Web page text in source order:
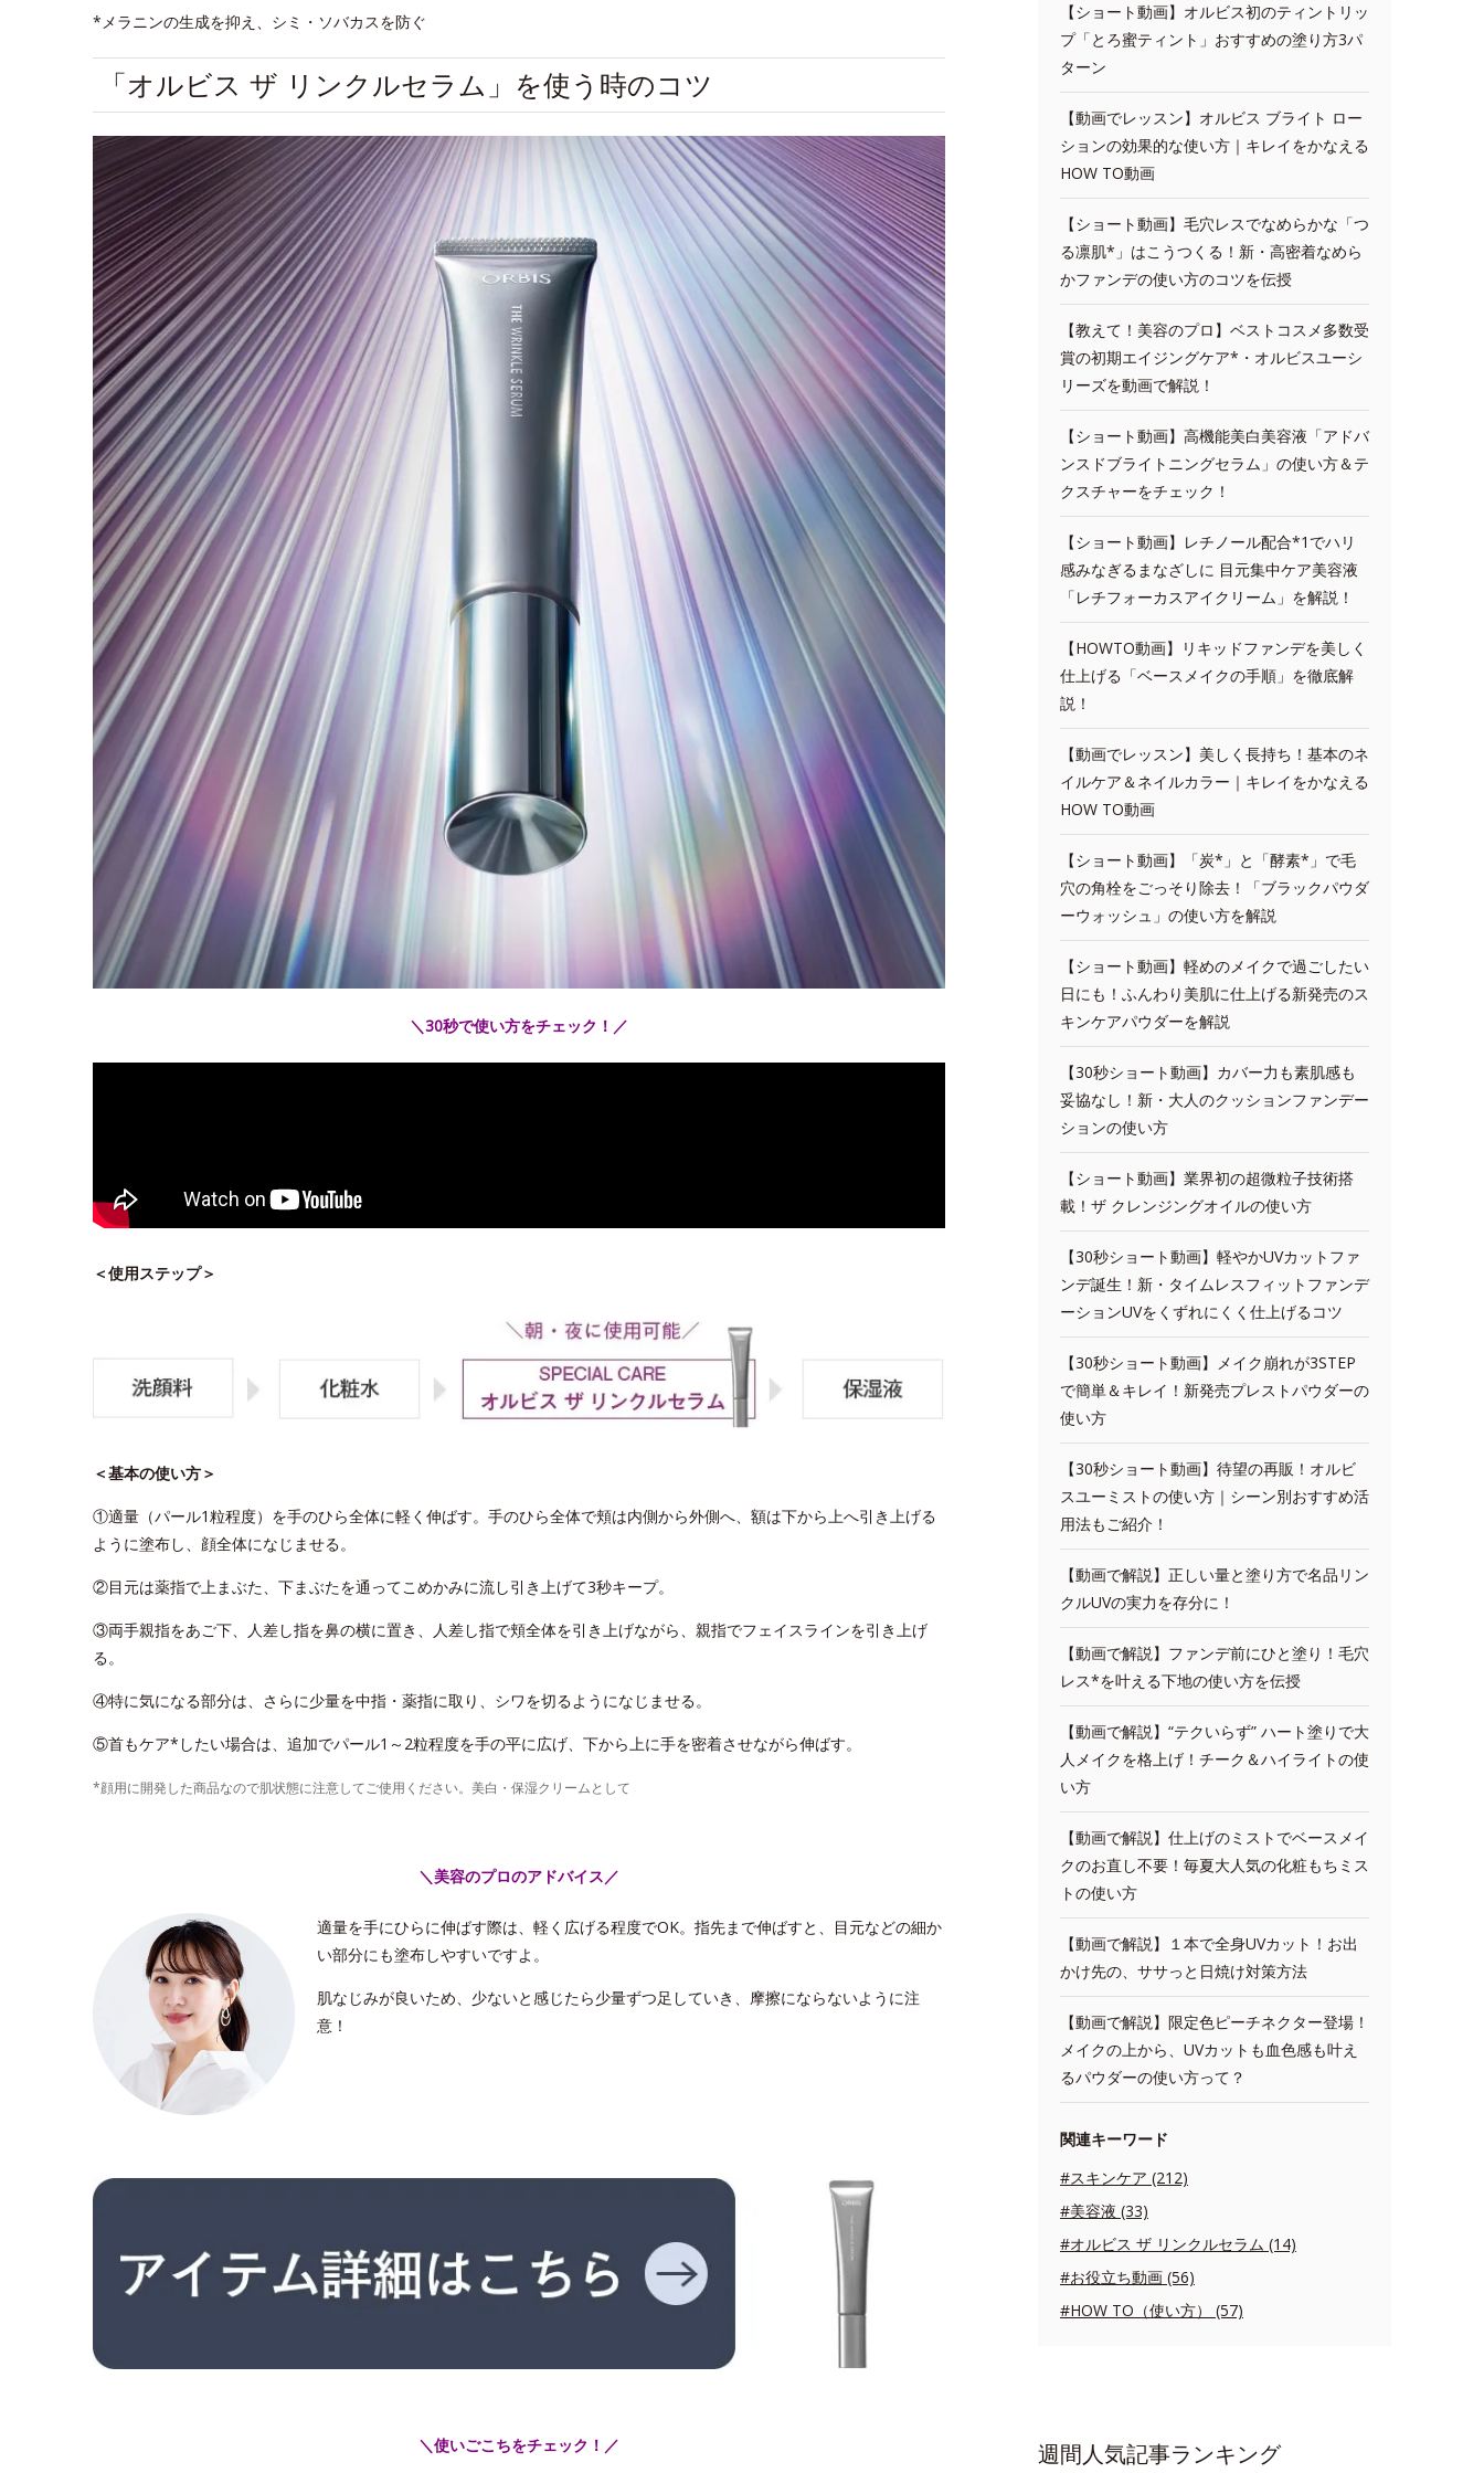
*メラニンの生成を抑え、シミ・ソバカスを防ぐ
「オルビス ザ リンクルセラム」を使う時のコツ
＼30秒で使い方をチェック！／
＜使用ステップ＞
＜基本の使い方＞
①適量（パール1粒程度）を手のひら全体に軽く伸ばす。手のひら全体で頬は内側から外側へ、額は下から上へ引き上げる
ように塗布し、顔全体になじませる。
②目元は薬指で上まぶた、下まぶたを通ってこめかみに流し引き上げて3秒キープ。
③両手親指をあご下、人差し指を鼻の横に置き、人差し指で頬全体を引き上げながら、親指でフェイスラインを引き上げ
る。
④特に気になる部分は、さらに少量を中指・薬指に取り、シワを切るようになじませる。
⑤首もケア*したい場合は、追加でパール1～2粒程度を手の平に広げ、下から上に手を密着させながら伸ばす。
*顔用に開発した商品なので肌状態に注意してご使用ください。美白・保湿クリームとして
＼美容のプロのアドバイス／
適量を手にひらに伸ばす際は、軽く広げる程度でOK。指先まで伸ばすと、目元などの細か
い部分にも塗布しやすいですよ。
肌なじみが良いため、少ないと感じたら少量ずつ足していき、摩擦にならないように注
意！
＼使いごこちをチェック！／
【ショート動画】オルビス初のティントリッ
プ「とろ蜜ティント」おすすめの塗り方3パ
ターン
【動画でレッスン】オルビス ブライト ロー
ションの効果的な使い方｜キレイをかなえる
HOW TO動画
【ショート動画】毛穴レスでなめらかな「つ
る凛肌*」はこうつくる！新・高密着なめら
かファンデの使い方のコツを伝授
【教えて！美容のプロ】ベストコスメ多数受
賞の初期エイジングケア*・オルビスユーシ
リーズを動画で解説！
【ショート動画】高機能美白美容液「アドバ
ンスドブライトニングセラム」の使い方＆テ
クスチャーをチェック！
【ショート動画】レチノール配合*1でハリ
感みなぎるまなざしに 目元集中ケア美容液
「レチフォーカスアイクリーム」を解説！
【HOWTO動画】リキッドファンデを美しく
仕上げる「ベースメイクの手順」を徹底解
説！
【動画でレッスン】美しく長持ち！基本のネ
イルケア＆ネイルカラー｜キレイをかなえる
HOW TO動画
【ショート動画】「炭*」と「酵素*」で毛
穴の角栓をごっそり除去！「ブラックパウダ
ーウォッシュ」の使い方を解説
【ショート動画】軽めのメイクで過ごしたい
日にも！ふんわり美肌に仕上げる新発売のス
キンケアパウダーを解説
【30秒ショート動画】カバー力も素肌感も
妥協なし！新・大人のクッションファンデー
ションの使い方
【ショート動画】業界初の超微粒子技術搭
載！ザ クレンジングオイルの使い方
【30秒ショート動画】軽やかUVカットファ
ンデ誕生！新・タイムレスフィットファンデ
ーションUVをくずれにくく仕上げるコツ
【30秒ショート動画】メイク崩れが3STEP
で簡単＆キレイ！新発売プレストパウダーの
使い方
【30秒ショート動画】待望の再販！オルビ
スユーミストの使い方｜シーン別おすすめ活
用法もご紹介！
【動画で解説】正しい量と塗り方で名品リン
クルUVの実力を存分に！
【動画で解説】ファンデ前にひと塗り！毛穴
レス*を叶える下地の使い方を伝授
【動画で解説】“テクいらず” ハート塗りで大
人メイクを格上げ！チーク＆ハイライトの使
い方
【動画で解説】仕上げのミストでベースメイ
クのお直し不要！毎夏大人気の化粧もちミス
トの使い方
【動画で解説】１本で全身UVカット！お出
かけ先の、ササっと日焼け対策方法
【動画で解説】限定色ピーチネクター登場！
メイクの上から、UVカットも血色感も叶え
るパウダーの使い方って？
関連キーワード
#スキンケア (212)
#美容液 (33)
#オルビス ザ リンクルセラム (14)
#お役立ち動画 (56)
#HOW TO（使い方） (57)
週間人気記事ランキング